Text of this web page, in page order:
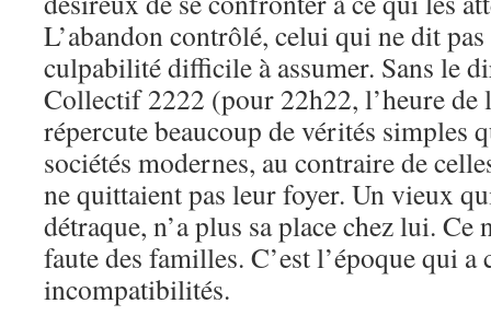
L’abandon contrôlé, celui qui ne dit
culpabilité difficile à assumer. Sans le
Collectif 2222 (pour 22h22, l’heure de
répercute beaucoup de vérités simples
sociétés modernes, au contraire de
ne quittaient pas leur foyer. Un vieux
détraque, n’a plus sa place chez lui. Ce
faute des familles. C’est l’époque qui a
incompatibilités.